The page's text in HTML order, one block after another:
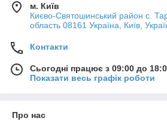
м. Київ
Києво-Святошинський район с.
область 08161 Україна, Київ,
Контакти
Сьогодні працює з 09:00 до
Показати весь графік роботи
Про нас